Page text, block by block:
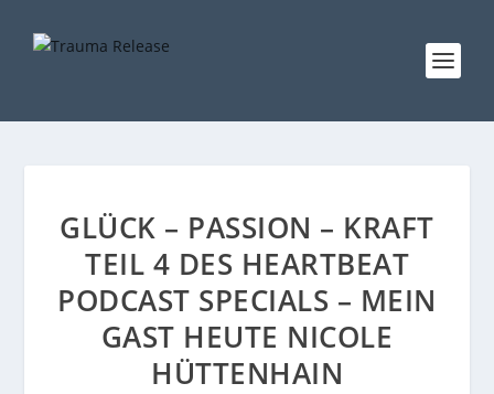
GLÜCK – PASSION – KRAFT
TEIL 4 DES HEARTBEAT
PODCAST SPECIALS – MEIN
GAST HEUTE NICOLE
HÜTTENHAIN